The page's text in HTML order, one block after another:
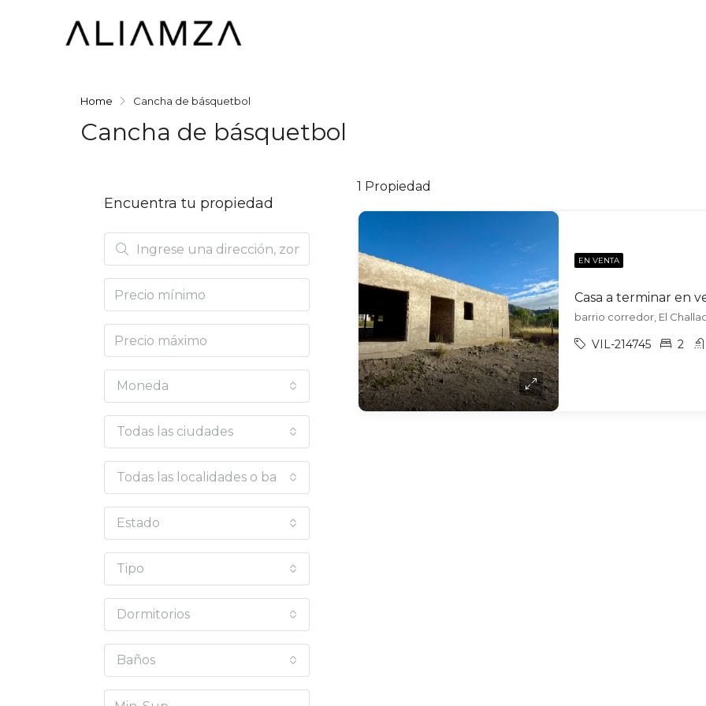
Home Cancha de básquetbol
Cancha de básquetbol
1 Propiedad
EN VENTA
Casa a terminar en
barrio corredor, El
VIL-214745 2
Encuentra tu propiedad
Moneda
Todas las ciudades
Todas las localidades o barrios
Estado
Tipo
Dormitorios
Baños